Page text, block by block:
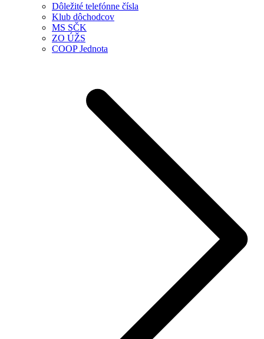
Dôležité telefónne čísla
Klub dôchodcov
MS SČK
ZO ÚŽS
COOP Jednota